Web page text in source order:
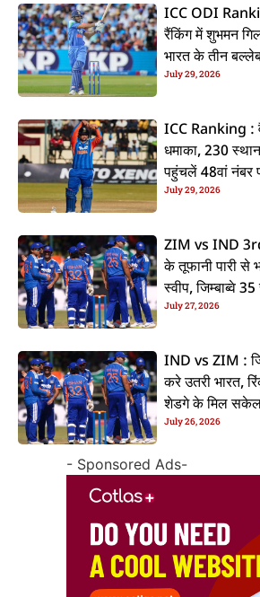
ICC ODI
रैंकिंग में शुभमन
भारत के तीन
July 29, 2026
ICC Ranking :
धमाका, 230
पहुंचलें 48वां नंबर
July 29, 2026
ZIM vs IND
के तूफानी पारी से
स्वीप, जिम्बाब्वे
July 27, 2026
IND vs ZIM :
करे उतरी भारत,
शेडगे के मिल
July 26, 2026
- Sponsored Ads-